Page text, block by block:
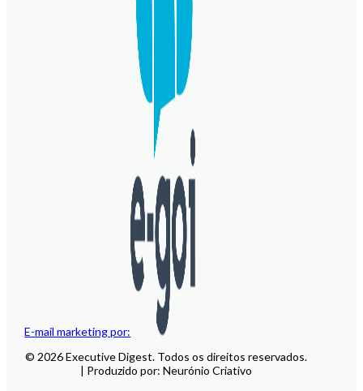
E-mail marketing por:
© 2026 Executive Digest. Todos os direitos reservados.
| Produzido por: Neurónio Criativo